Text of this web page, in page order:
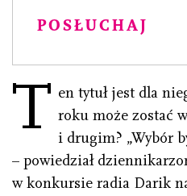
POSŁUCHAJ
T en tytuł jest dla
roku może zostać
i drugim? „Wybór
– powiedział
w konkursie radia Darik